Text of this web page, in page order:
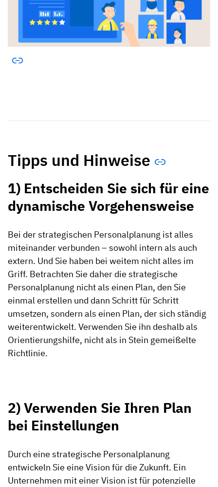
Tipps und Hinweise
1) Entscheiden Sie sich für eine
dynamische Vorgehensweise
Bei der strategischen Personalplanung ist alles
miteinander verbunden – sowohl intern als auch
extern. Und Sie haben bei weitem nicht alles im
Griff. Betrachten Sie daher die strategische
Personalplanung nicht als einen Plan, den Sie
einmal erstellen und dann Schritt für Schritt
umsetzen, sondern als einen Plan, der sich ständig
weiterentwickelt. Verwenden Sie ihn deshalb als
Orientierungshilfe, nicht als in Stein gemeißelte
Richtlinie.
2) Verwenden Sie Ihren Plan
bei Einstellungen
Durch eine strategische Personalplanung
entwickeln Sie eine Vision für die Zukunft. Ein
Unternehmen mit einer Vision ist für potenzielle